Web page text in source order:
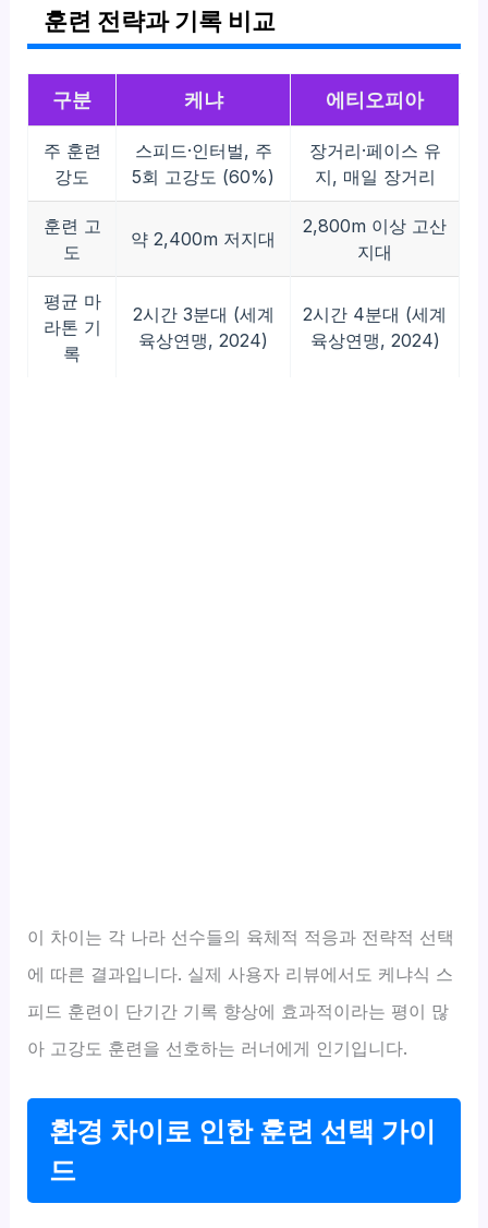
훈련 전략과 기록 비교
구분 케냐 에티오피아
주 훈련
강도
스피드·인터벌, 주
5회 고강도 (60%)
장거리·페이스 유
지, 매일 장거리
훈련 고
도
약 2,400m 저지대
2,800m 이상 고산
지대
평균 마
라톤 기
록
2시간 3분대 (세계
육상연맹, 2024)
2시간 4분대 (세계
육상연맹, 2024)
이 차이는 각 나라 선수들의 육체적 적응과 전략적 선택
에 따른 결과입니다. 실제 사용자 리뷰에서도 케냐식 스
피드 훈련이 단기간 기록 향상에 효과적이라는 평이 많
아 고강도 훈련을 선호하는 러너에게 인기입니다.
환경 차이로 인한 훈련 선택 가이
드